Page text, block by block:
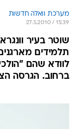
מערכת וואלה חדשות
27.5.2010 / 15:39
שוטר בעיר
תלמידים
לוודא שהם
ברחוב. הגרסה